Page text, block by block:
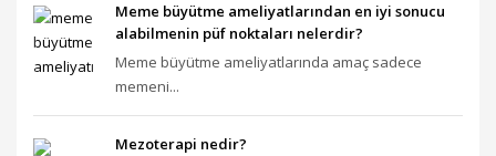
Meme büyütme ameliyatlarından en iyi sonucu
alabilmenin püf noktaları nelerdir?
Meme büyütme ameliyatlarında amaç sadece
memeni...
Mezoterapi nedir?